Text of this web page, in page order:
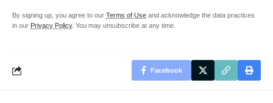
By signing up, you agree to our Terms of Use and acknowledge the data practices
in our Privacy Policy. You may unsubscribe at any time.
Facebook